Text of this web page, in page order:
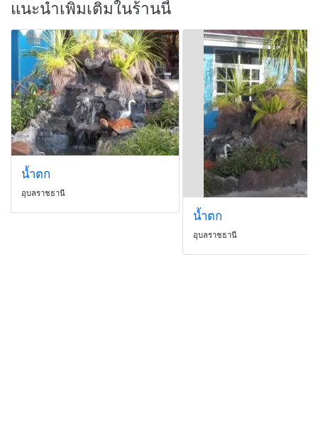
แนะนำเพิ่มเติมในร้านนี้
น้ำตก
อุบลราชธานี
น้ำตก
อุบลราชธานี